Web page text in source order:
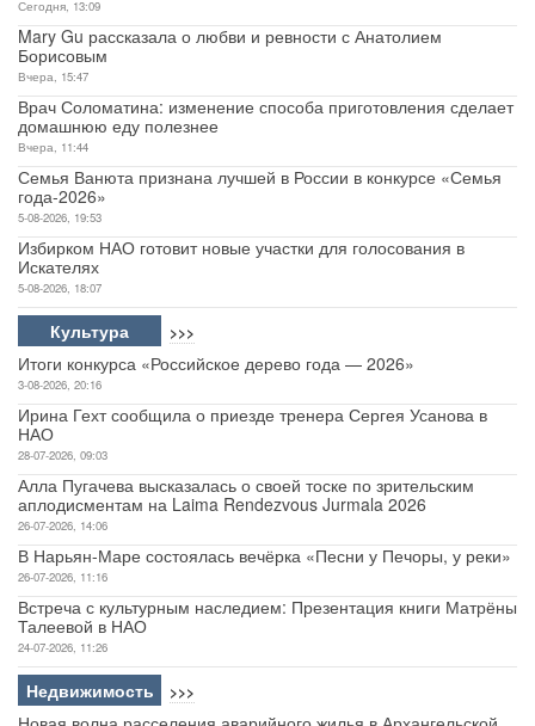
Сегодня, 13:09
Mary Gu рассказала о любви и ревности с Анатолием
Борисовым
Вчера, 15:47
Врач Соломатина: изменение способа приготовления сделает
домашнюю еду полезнее
Вчера, 11:44
Семья Ванюта признана лучшей в России в конкурсе «Семья
года-2026»
5-08-2026, 19:53
Избирком НАО готовит новые участки для голосования в
Искателях
5-08-2026, 18:07
Культура >>>
Итоги конкурса «Российское дерево года — 2026»
3-08-2026, 20:16
Ирина Гехт сообщила о приезде тренера Сергея Усанова в
НАО
28-07-2026, 09:03
Алла Пугачева высказалась о своей тоске по зрительским
аплодисментам на Laima Rendezvous Jurmala 2026
26-07-2026, 14:06
В Нарьян-Маре состоялась вечёрка «Песни у Печоры, у реки»
26-07-2026, 11:16
Встреча с культурным наследием: Презентация книги Матрёны
Талеевой в НАО
24-07-2026, 11:26
Недвижимость >>>